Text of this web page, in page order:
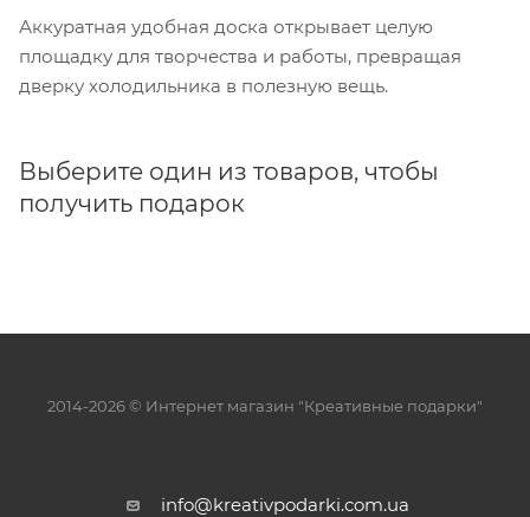
Аккуратная удобная доска открывает целую
площадку для творчества и работы, превращая
дверку холодильника в полезную вещь.
Выберите один из товаров, чтобы
получить подарок
2014-2026 © Интернет магазин "Креативные подарки"
info@kreativpodarki.com.ua